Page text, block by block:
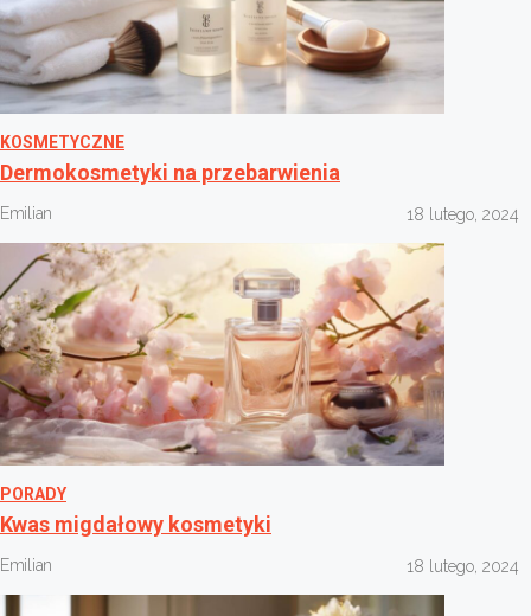
KOSMETYCZNE
Dermokosmetyki na przebarwienia
Emilian 18 lutego, 2024
PORADY
Kwas migdałowy kosmetyki
Emilian 18 lutego, 2024